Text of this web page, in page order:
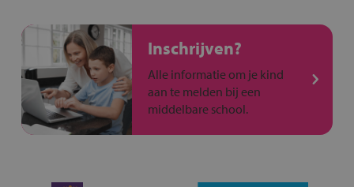
Inschrijven?
Alle informatie om je kind
aan te melden bij een
middelbare school.